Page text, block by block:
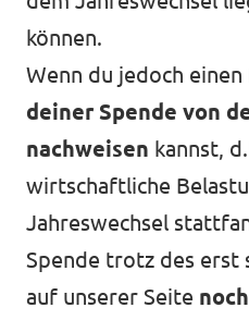
können.
Wenn du jedoch einen
deiner Spende von
nachweisen kannst,
wirtschaftliche
Jahreswechsel
Spende trotz des erst
auf unserer Seite